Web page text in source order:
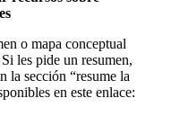
o mapa conceptual
les pide un resumen,
la sección “resume la
en este enlace: